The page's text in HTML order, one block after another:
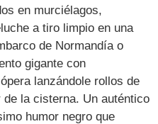
en murciélagos,
a tiro limpio en una
de Normandía o
gigante con
lanzándole rollos de
la cisterna. Un auténtico
humor negro que